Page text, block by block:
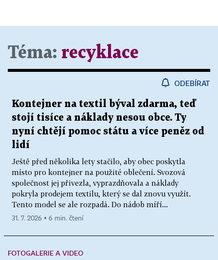
Téma: recyklace
ODEBÍRAT
Kontejner na textil býval zdarma, teď
stojí tisíce a náklady nesou obce. Ty
nyní chtějí pomoc státu a více peněz od
lidí
Ještě před několika lety stačilo, aby obec poskytla
místo pro kontejner na použité oblečení. Svozová
společnost jej přivezla, vyprazdňovala a náklady
pokryla prodejem textilu, který se dal znovu využít.
Tento model se ale rozpadá. Do nádob míří...
31. 7. 2026 ▪ 6 min. čtení
FOTOGALERIE A VIDEO